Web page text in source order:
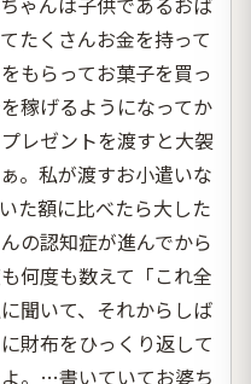
たくさんお金を持って
もらってお菓子を買っ
稼げるようになってか
レゼントを渡すと大袈
。私が渡すお小遣いな
た額に比べたら大した
の認知症が進んでから
何度も数えて「これ全
聞いて、それからしば
財布をひっくり返して
。…書いていてお婆ち